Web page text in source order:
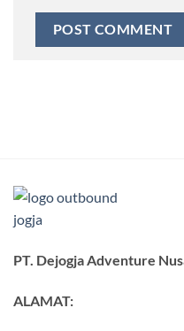
PT. Dejogja Adventure
ALAMAT: